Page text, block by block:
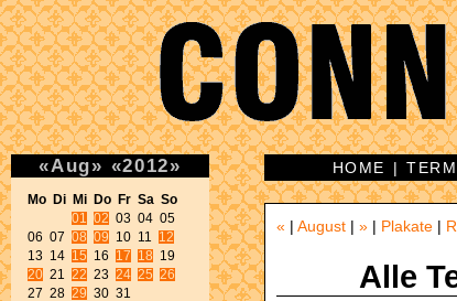
«Aug» «2012»
Mo Di Mi Do Fr Sa So
01
02 03 04 05
06 07 08 09 10 11 12
13 14 15 16 17 18
20 21 22 23 24 25 26
27 28 29 30 31
HOME |
« | August | » | Plakate |
Alle